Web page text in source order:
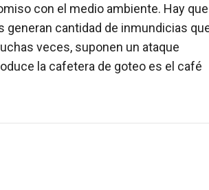
con el medio ambiente. Hay que
cantidad de inmundicias
veces, suponen un ataque
la cafetera de goteo es el café